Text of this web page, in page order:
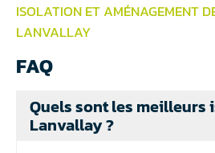
ISOLATION ET AMÉNAGEMENT
LANVALLAY
FAQ
Quels sont les meilleurs
Lanvallay ?